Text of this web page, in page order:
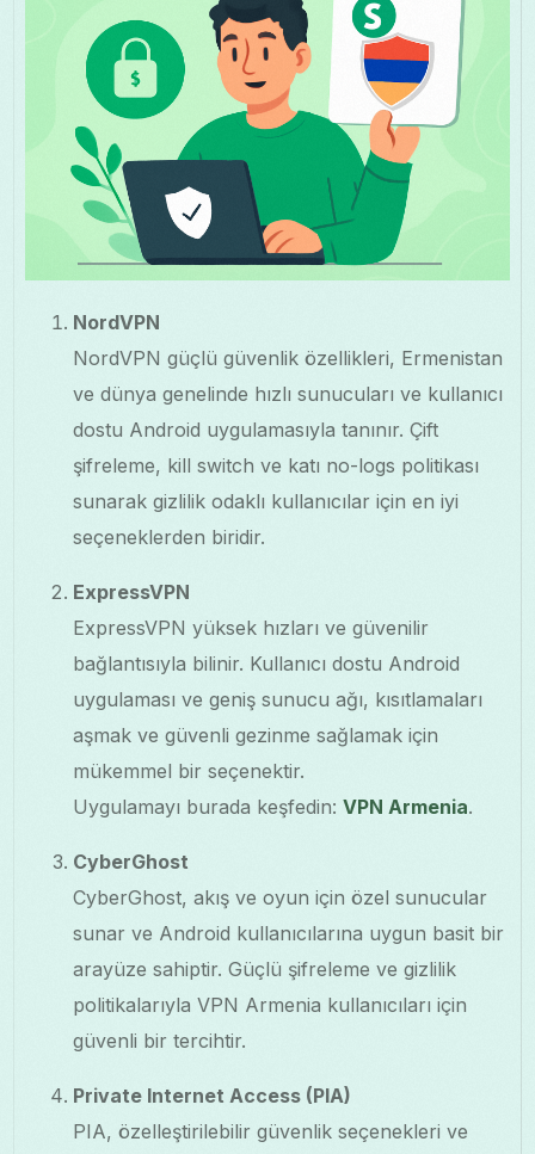
NordVPN
NordVPN güçlü güvenlik özellikleri, Ermenistan
ve dünya genelinde hızlı sunucuları ve kullanıcı
dostu Android uygulamasıyla tanınır. Çift
şifreleme, kill switch ve katı no-logs politikası
sunarak gizlilik odaklı kullanıcılar için en iyi
seçeneklerden biridir.
ExpressVPN
ExpressVPN yüksek hızları ve güvenilir
bağlantısıyla bilinir. Kullanıcı dostu Android
uygulaması ve geniş sunucu ağı, kısıtlamaları
aşmak ve güvenli gezinme sağlamak için
mükemmel bir seçenektir.
Uygulamayı burada keşfedin:VPN Armenia.
CyberGhost
CyberGhost, akış ve oyun için özel sunucular
sunar ve Android kullanıcılarına uygun basit bir
arayüze sahiptir. Güçlü şifreleme ve gizlilik
politikalarıyla VPN Armenia kullanıcıları için
güvenli bir tercihtir.
Private Internet Access (PIA)
PIA, özelleştirilebilir güvenlik seçenekleri ve